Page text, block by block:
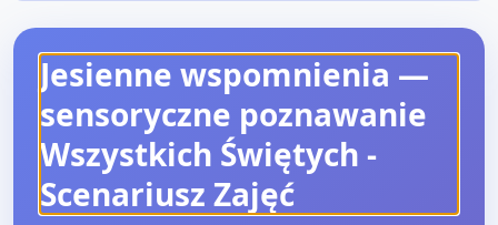
Jesienne wspomnienia —
sensoryczne poznawanie
Wszystkich Świętych -
Scenariusz Zajęć